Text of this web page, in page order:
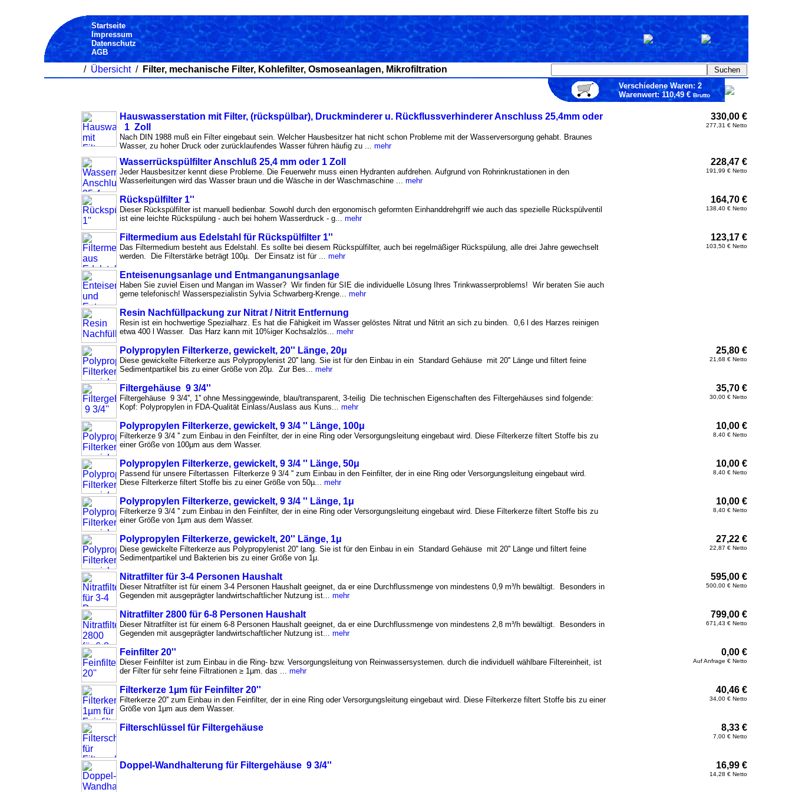
Startseite
Impressum
Datenschutz
AGB
/ Übersicht/ Filter, mechanische Filter, Kohlefilter, Osmoseanlagen, Mikrofiltration
Verschiedene Waren: 2
Warenwert: 110,49 €Brutto
Hauswasserstation mit Filter, (rückspülbar), Druckminderer u. Rückflussverhinderer Anschluss 25,4mm oder
1 Zoll
Nach DIN 1988 muß ein Filter eingebaut sein. Welcher Hausbesitzer hat nicht schon Probleme mit der Wasserversorgung gehabt. Braunes
Wasser, zu hoher Druck oder zurücklaufendes Wasser führen häufig zu ... mehr
330,00 €
277,31 € Netto
Wasserrückspülfilter Anschluß 25,4 mm oder 1 Zoll
Jeder Hausbesitzer kennt diese Probleme. Die Feuerwehr muss einen Hydranten aufdrehen. Aufgrund von Rohrinkrustationen in den
Wasserleitungen wird das Wasser braun und die Wäsche in der Waschmaschine ... mehr
228,47 €
191,99 € Netto
Rückspülfilter 1''
Dieser Rückspülfilter ist manuell bedienbar. Sowohl durch den ergonomisch geformten Einhanddrehgriff wie auch das spezielle Rückspülventil
ist eine leichte Rückspülung - auch bei hohem Wasserdruck - g... mehr
164,70 €
138,40 € Netto
Filtermedium aus Edelstahl für Rückspülfilter 1''
Das Filtermedium besteht aus Edelstahl. Es sollte bei diesem Rückspülfilter, auch bei regelmäßiger Rückspülung, alle drei Jahre gewechselt
werden. Die Filterstärke beträgt 100µ. Der Einsatz ist für ... mehr
123,17 €
103,50 € Netto
Enteisenungsanlage und Entmanganungsanlage
Haben Sie zuviel Eisen und Mangan im Wasser? Wir finden für SIE die individuelle Lösung Ihres Trinkwasserproblems! Wir beraten Sie auch
gerne telefonisch! Wasserspezialistin Sylvia Schwarberg-Krenge... mehr
Resin Nachfüllpackung zur Nitrat / Nitrit Entfernung
Resin ist ein hochwertige Spezialharz. Es hat die Fähigkeit im Wasser gelöstes Nitrat und Nitrit an sich zu binden. 0,6 l des Harzes reinigen
etwa 400 l Wasser. Das Harz kann mit 10%iger Kochsalzlös... mehr
Polypropylen Filterkerze, gewickelt, 20'' Länge, 20μ
Diese gewickelte Filterkerze aus Polypropylenist 20'' lang. Sie ist für den Einbau in ein Standard Gehäuse mit 20'' Länge und filtert feine
Sedimentpartikel bis zu einer Größe von 20μ. Zur Bes... mehr
25,80 €
21,68 € Netto
Filtergehäuse 9 3/4''
Filtergehäuse 9 3/4'', 1'' ohne Messinggewinde, blau/transparent, 3-teilig Die technischen Eigenschaften des Filtergehäuses sind folgende:
Kopf: Polypropylen in FDA-Qualität Einlass/Auslass aus Kuns... mehr
35,70 €
30,00 € Netto
Polypropylen Filterkerze, gewickelt, 9 3/4 '' Länge, 100μ
Filterkerze 9 3/4 '' zum Einbau in den Feinfilter, der in eine Ring oder Versorgungsleitung eingebaut wird. Diese Filterkerze filtert Stoffe bis zu
einer Größe von 100µm aus dem Wasser.
10,00 €
8,40 € Netto
Polypropylen Filterkerze, gewickelt, 9 3/4 '' Länge, 50μ
Passend für unsere Filtertassen Filterkerze 9 3/4 '' zum Einbau in den Feinfilter, der in eine Ring oder Versorgungsleitung eingebaut wird.
Diese Filterkerze filtert Stoffe bis zu einer Größe von 50µ... mehr
10,00 €
8,40 € Netto
Polypropylen Filterkerze, gewickelt, 9 3/4 '' Länge, 1μ
Filterkerze 9 3/4 '' zum Einbau in den Feinfilter, der in eine Ring oder Versorgungsleitung eingebaut wird. Diese Filterkerze filtert Stoffe bis zu
einer Größe von 1µm aus dem Wasser.
10,00 €
8,40 € Netto
Polypropylen Filterkerze, gewickelt, 20'' Länge, 1μ
Diese gewickelte Filterkerze aus Polypropylenist 20'' lang. Sie ist für den Einbau in ein Standard Gehäuse mit 20'' Länge und filtert feine
Sedimentpartikel und Bakterien bis zu einer Größe von 1μ.
27,22 €
22,87 € Netto
Nitratfilter für 3-4 Personen Haushalt
Dieser Nitratfilter ist für einem 3-4 Personen Haushalt geeignet, da er eine Durchflussmenge von mindestens 0,9 m³/h bewältigt. Besonders in
Gegenden mit ausgeprägter landwirtschaftlicher Nutzung ist... mehr
595,00 €
500,00 € Netto
Nitratfilter 2800 für 6-8 Personen Haushalt
Dieser Nitratfilter ist für einem 6-8 Personen Haushalt geeignet, da er eine Durchflussmenge von mindestens 2,8 m³/h bewältigt. Besonders in
Gegenden mit ausgeprägter landwirtschaftlicher Nutzung ist... mehr
799,00 €
671,43 € Netto
Feinfilter 20''
Dieser Feinfilter ist zum Einbau in die Ring- bzw. Versorgungsleitung von Reinwassersystemen. durch die individuell wählbare Filtereinheit, ist
der Filter für sehr feine Filtrationen ≥ 1µm. das ... mehr
0,00 €
Auf Anfrage € Netto
Filterkerze 1µm für Feinfilter 20''
Filterkerze 20'' zum Einbau in den Feinfilter, der in eine Ring oder Versorgungsleitung eingebaut wird. Diese Filterkerze filtert Stoffe bis zu einer
Größe von 1µm aus dem Wasser.
40,46 €
34,00 € Netto
Filterschlüssel für Filtergehäuse 8,33 €
7,00 € Netto
Doppel-Wandhalterung für Filtergehäuse 9 3/4'' 16,99 €
14,28 € Netto